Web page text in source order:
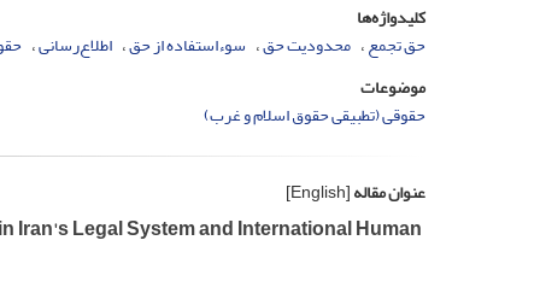
کلیدواژه‌ها
حق تجمع محدودیت حق سوءاستفاده از حق اطلاع‌رسانی
موضوعات
حقوقی (تطبیقی حقوق اسلام و غرب)
عنوان مقاله[English]
Iran's Legal System and International Human